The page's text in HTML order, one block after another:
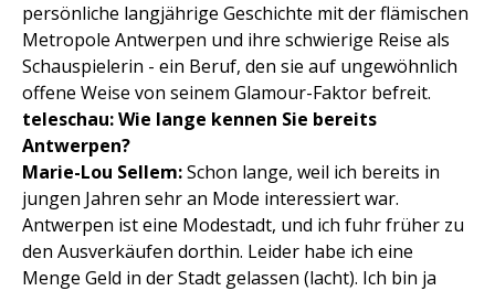
persönliche langjährige Geschichte mit der flämischen
Metropole Antwerpen und ihre schwierige Reise als
Schauspielerin - ein Beruf, den sie auf ungewöhnlich
offene Weise von seinem Glamour-Faktor befreit.
teleschau: Wie lange kennen Sie bereits
Antwerpen?
Marie-Lou Sellem:Schon lange, weil ich bereits in
jungen Jahren sehr an Mode interessiert war.
Antwerpen ist eine Modestadt, und ich fuhr früher zu
den Ausverkäufen dorthin. Leider habe ich eine
Menge Geld in der Stadt gelassen (lacht). Ich bin ja